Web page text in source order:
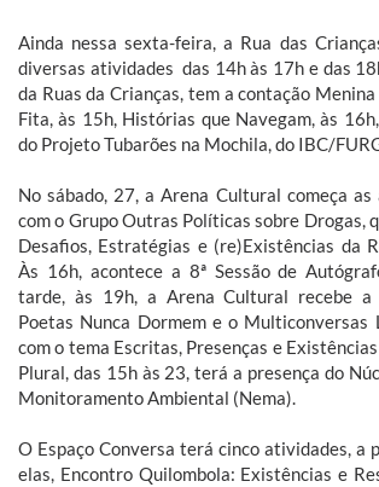
Ainda nessa sexta-feira, a Rua das
diversas atividades das 14h às 17h e das
da Ruas da Crianças, tem a contação
Fita, às 15h, Histórias que Navegam, às
do Projeto Tubarões na Mochila, do IBC/
No sábado, 27, a Arena Cultural começa
com o Grupo Outras Políticas sobre Drogas,
Desafios, Estratégias e (re)Existências da
Às 16h, acontece a 8ª Sessão de
tarde, às 19h, a Arena Cultural recebe a
Poetas Nunca Dormem e o Multiconversas
com o tema Escritas, Presenças e
Plural, das 15h às 23, terá a presença do
Monitoramento Ambiental (Nema).
O Espaço Conversa terá cinco atividades, a
elas, Encontro Quilombola: Existências e